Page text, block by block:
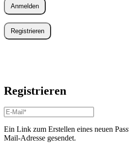
Anmelden
Registrieren
Registrieren
E-
Mail-
Adresse*
Erforderlich
Ein Link zum Erstellen eines neuen
Mail-Adresse gesendet.